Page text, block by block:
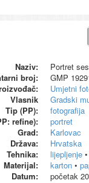
Naziv:
Portret
broj:
GMP
Umjetni
Vlasnik
Gradski
Tip (PP):
fotografija
refine):
portret
Grad:
Karlovac
Država:
Hrvatska
Tehnika:
lijepljenje
Materijal:
karton•
Datum:
početak